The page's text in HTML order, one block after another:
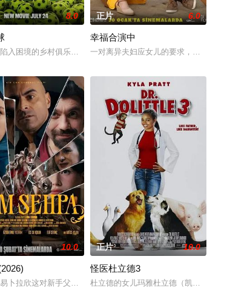
他被迫
一场仅有一次的演出再度合体，前提是他们得克服接踵而来的重重难
业后，随即加入亚特兰大的大学鼓号乐队，学校为了年度校际鼓号乐
8.0
入困境的乡村俱乐部，并赢得父亲的认同，一名过气职业网球选手被
正片 6.0
幸福合演中
一对离异夫妇应女儿的要求，被迫像夫妻一
时 他们的关系、友谊和感情都
一场前所未有的巅峰对决！而此时的功夫女足队员们开局直接拿了
10.0
卜拉欣这对新手父母夫妇，为了一个咖啡桌而争吵时，这看起来只
正片 10.0
怪医杜立德3
杜立德的女儿玛雅杜立德（凯拉·帕特饰）已